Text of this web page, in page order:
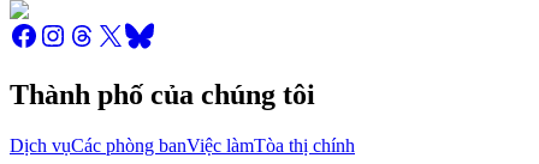
Thành phố của chúng tôi
Dịch vụCác phòng banViệc làmTòa thị chính